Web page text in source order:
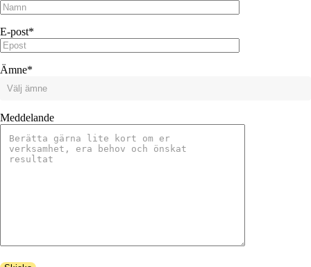
E-post*
Ämne*
Meddelande